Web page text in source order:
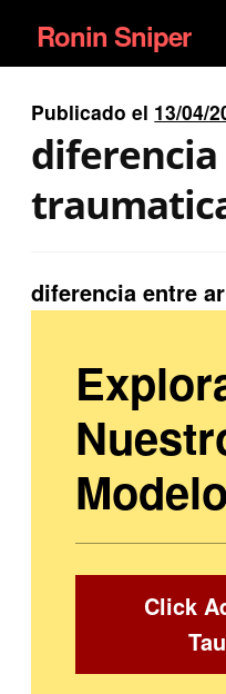
Ir
a
la
navegación
Ir
al
contenido
Ronin Sniper
EQUIPAMIENTO ÉLITE
SATELITALES
Publicado el 13/04/
diferencia entre
Click